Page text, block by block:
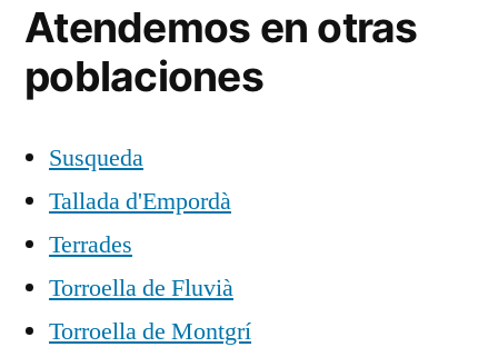
Atendemos en otras
poblaciones
Susqueda
Tallada d'Empordà
Terrades
Torroella de Fluvià
Torroella de Montgrí